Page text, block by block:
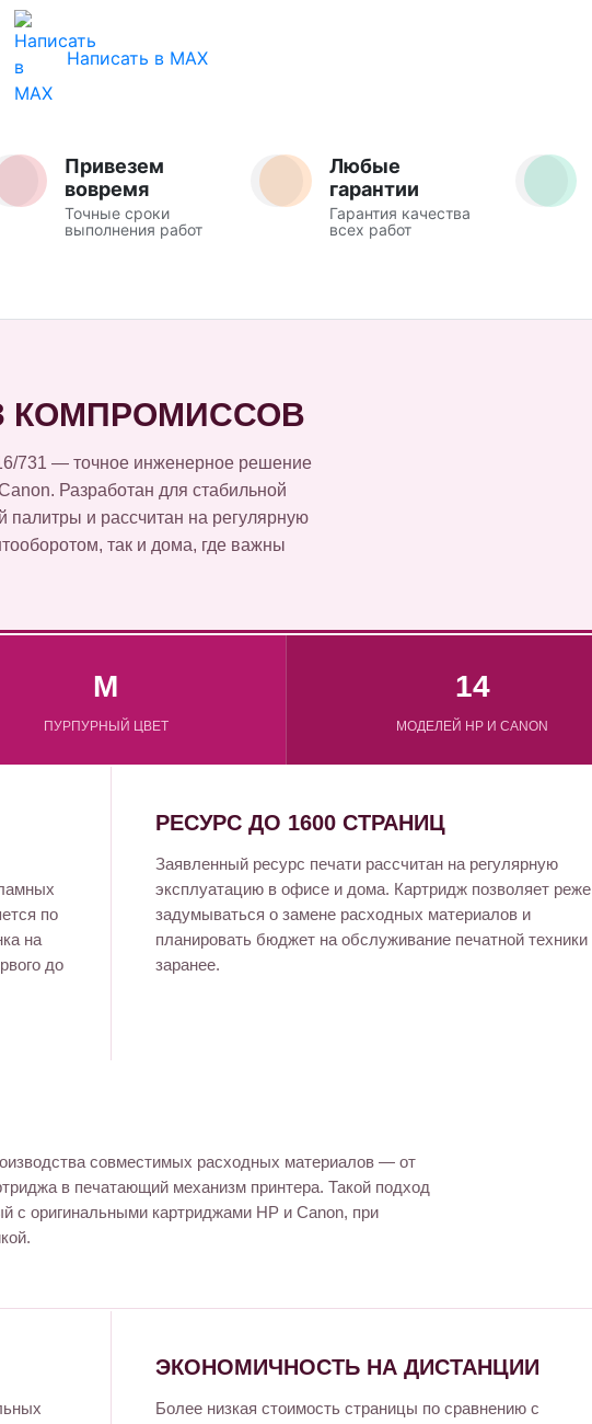
Написать в MAX
Привезем
вовремя
Точные сроки
выполнения работ
Любые
гарантии
Гарантия качества
всех работ
КОМПРОМИССОВ
731 — точное инженерное решение
Разработан для стабильной
палитры и рассчитан на регулярную
так и дома, где важны
M
ПУРПУРНЫЙ ЦВЕТ
14
МОДЕЛЕЙ HP И CANON
по
на
до
РЕСУРС ДО 1600 СТРАНИЦ
Заявленный ресурс печати рассчитан на регулярную
эксплуатацию в офисе и дома. Картридж позволяет реже
задумываться о замене расходных материалов и
планировать бюджет на обслуживание печатной техники
заранее.
совместимых расходных материалов — от
в печатающий механизм принтера. Такой подход
с оригинальными картриджами HP и Canon, при
ЭКОНОМИЧНОСТЬ НА ДИСТАНЦИИ
Более низкая стоимость страницы по сравнению с